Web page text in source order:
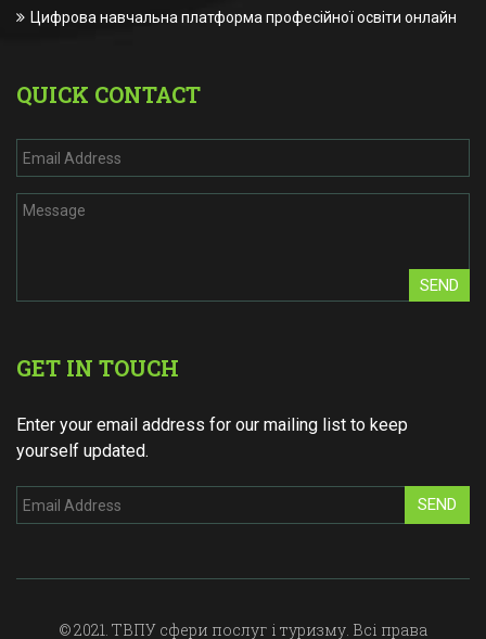
Цифрова навчальна платформа професійної освіти онлайн
QUICK CONTACT
SEND
GET IN TOUCH
Enter your email address for our mailing list to keep
yourself updated.
SEND
© 2021. ТВПУ сфери послуг і туризму. Всі права